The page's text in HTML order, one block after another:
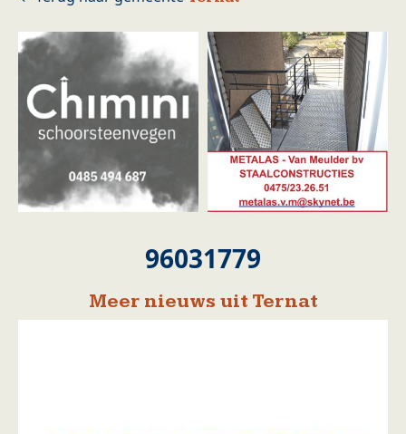
96031779
Meer nieuws uit Ternat